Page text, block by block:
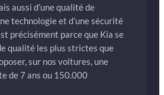
aussi d’une qualité de
technologie et d’une sécurité
précisément parce que Kia se
qualité les plus strictes que
sur nos voitures, une
de 7 ans ou 150.000